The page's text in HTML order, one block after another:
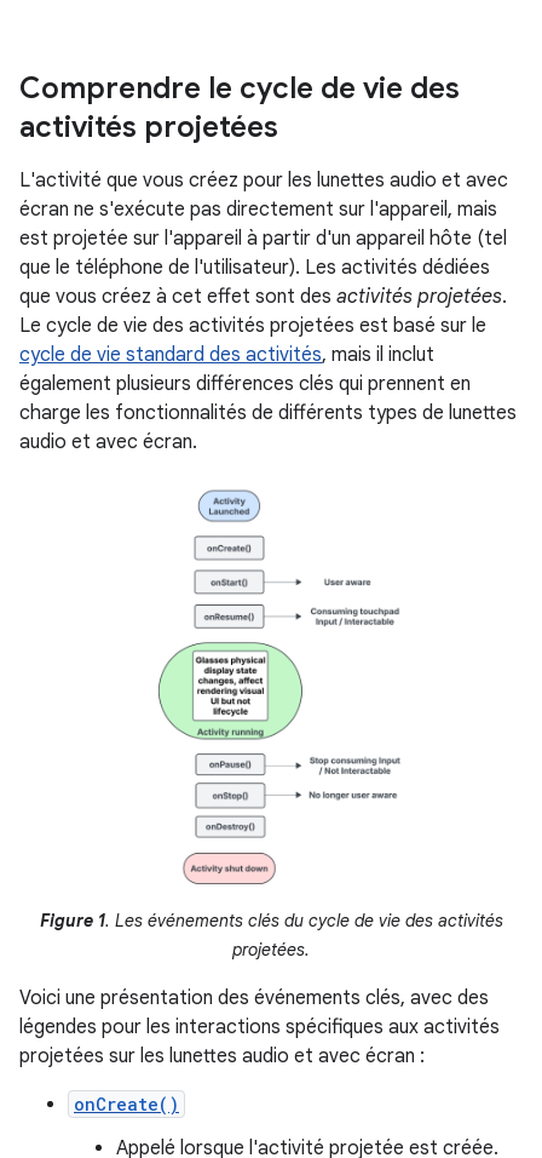
Comprendre le cycle de vie des
activités projetées
L'activité que vous créez pour les lunettes audio et avec
écran ne s'exécute pas directement sur l'appareil, mais
est projetée sur l'appareil à partir d'un appareil hôte (tel
que le téléphone de l'utilisateur). Les activités dédiées
que vous créez à cet effet sont des activités projetées.
Le cycle de vie des activités projetées est basé sur le
cycle de vie standard des activités, mais il inclut
également plusieurs différences clés qui prennent en
charge les fonctionnalités de différents types de lunettes
audio et avec écran.
Figure 1. Les événements clés du cycle de vie des activités
projetées.
Voici une présentation des événements clés, avec des
légendes pour les interactions spécifiques aux activités
projetées sur les lunettes audio et avec écran :
onCreate()
Appelé lorsque l'activité projetée est créée.